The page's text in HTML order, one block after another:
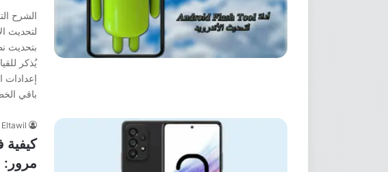
بتحديث
يُذكر
إعدادات
باقي
مرور: 3 طرق تعرف عليها!